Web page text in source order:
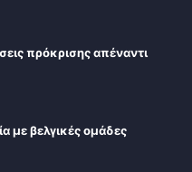
πρόκρισης απέναντι
με βελγικές ομάδες